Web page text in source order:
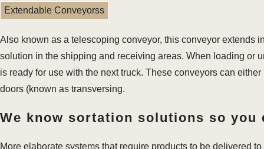
Extendable Conveyorss
Also known as a telescoping conveyor, this conveyor extends
solution in the shipping and receiving areas. When loading or
is ready for use with the next truck. These conveyors can
doors (known as transversing.
We know sortation solutions so you
More elaborate systems that require products to be delivered